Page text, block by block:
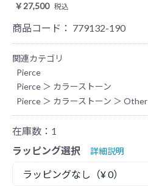
￥27,500 税込
商品コード： 779132-190
関連カテゴリ
Pierce
Pierce ＞ カラーストーン
Pierce ＞ カラーストーン ＞ Other
在庫数：1
ラッピング選択
詳細説明